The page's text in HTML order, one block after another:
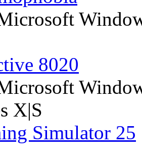
8020
X|S
Simulator 25